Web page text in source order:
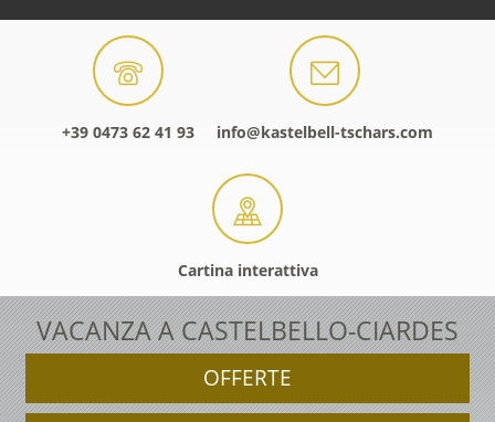
+39 0473 62 41 93 info@kastelbell-tschars.com
Cartina interattiva
VACANZA A CASTELBELLO-CIARDES
OFFERTE